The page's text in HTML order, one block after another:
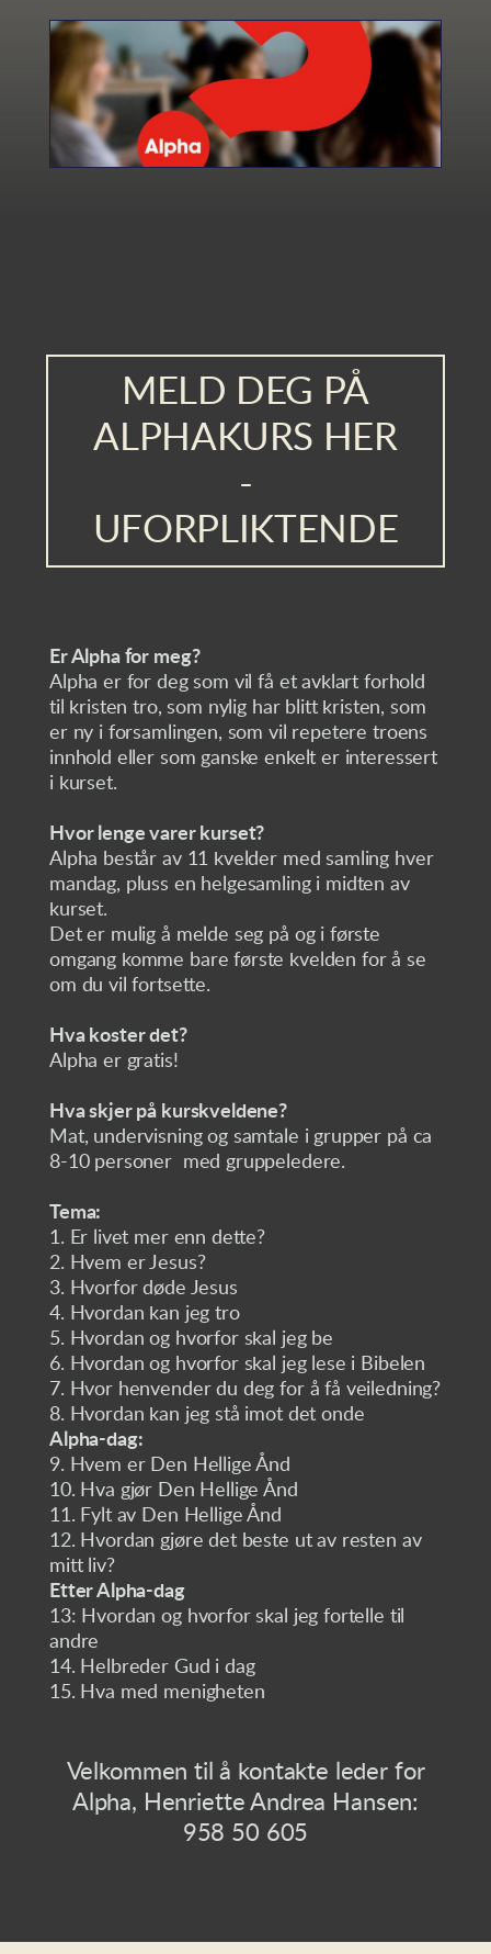
MELD DEG PÅ
ALPHAKURS HER
-
UFORPLIKTENDE
Er Alpha for meg?
Alpha er for deg som vil få et avklart forhold
til kristen tro, som nylig har blitt kristen, som
er ny i forsamlingen, som vil repetere troens
innhold eller som ganske enkelt er interessert
i kurset.
Hvor lenge varer kurset?
Alpha består av 11 kvelder med samling hver
mandag, pluss en helgesamling i midten av
kurset.
Det er mulig å melde seg på og i første
omgang komme bare første kvelden for å se
om du vil fortsette.
Hva koster det?
Alpha er gratis!
Hva skjer på kurskveldene?
Mat, undervisning og samtale i grupper på ca
8-10 personer med gruppeledere.
Tema:
1. Er livet mer enn dette?
2. Hvem er Jesus?
3. Hvorfor døde Jesus
4. Hvordan kan jeg tro
5. Hvordan og hvorfor skal jeg be
6. Hvordan og hvorfor skal jeg lese i Bibelen
7. Hvor henvender du deg for å få veiledning?
8. Hvordan kan jeg stå imot det onde
Alpha-dag:
9. Hvem er Den Hellige Ånd
10. Hva gjør Den Hellige Ånd
11. Fylt av Den Hellige Ånd
12. Hvordan gjøre det beste ut av resten av
mitt liv?
Etter Alpha-dag
13: Hvordan og hvorfor skal jeg fortelle til
andre
14. Helbreder Gud i dag
15. Hva med menigheten
Velkommen til å kontakte leder for
Alpha, Henriette Andrea Hansen:
958 50 605